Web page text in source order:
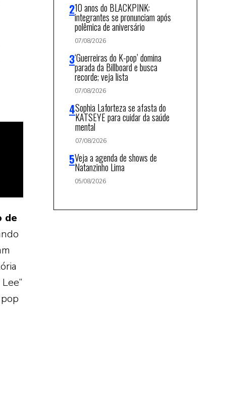
de
10 anos do BLACKPINK:
integrantes se pronunciam após
polêmica de aniversário
07/08/2026
‘Guerreiras do K-pop’ domina
parada da Billboard e busca
recorde; veja lista
07/08/2026
Sophia Laforteza se afasta do
KATSEYE para cuidar da saúde
mental
07/08/2026
Veja a agenda de shows de
Natanzinho Lima
05/08/2026